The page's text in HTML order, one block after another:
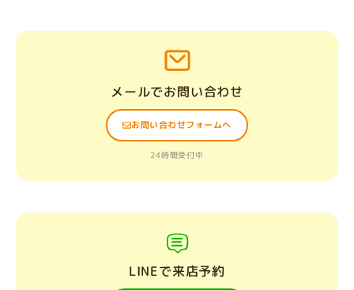
メールでお問い合わせ
お問い合わせフォームへ
24時間受付中
LINEで来店予約